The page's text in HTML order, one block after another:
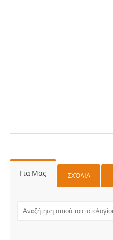
Για Μας ΣΧΌΛΙΑ